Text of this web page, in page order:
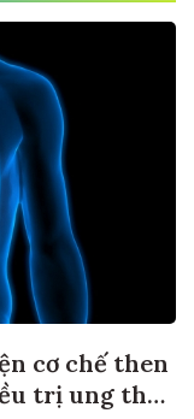
cơ chế then
trị ung thư